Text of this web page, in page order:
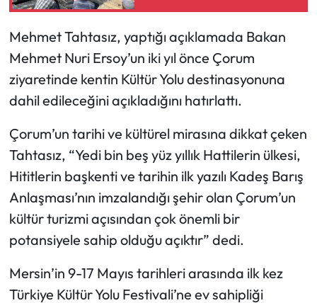
Mehmet Tahtasız, yaptığı açıklamada Bakan
Mehmet Nuri Ersoy’un iki yıl önce Çorum
ziyaretinde kentin Kültür Yolu destinasyonuna
dahil edileceğini açıkladığını hatırlattı.
Çorum’un tarihi ve kültürel mirasına dikkat çeken
Tahtasız, “Yedi bin beş yüz yıllık Hattilerin ülkesi,
Hititlerin başkenti ve tarihin ilk yazılı Kadeş Barış
Anlaşması’nın imzalandığı şehir olan Çorum’un
kültür turizmi açısından çok önemli bir
potansiyele sahip olduğu açıktır” dedi.
Mersin’in 9-17 Mayıs tarihleri arasında ilk kez
Türkiye Kültür Yolu Festivali’ne ev sahipliği
Oğuzlar Haberleri
Ortaköy Haberleri
Osmancık Haberleri
Otomotiv
Resmi İlan
Resmi Reklam
Sağlık